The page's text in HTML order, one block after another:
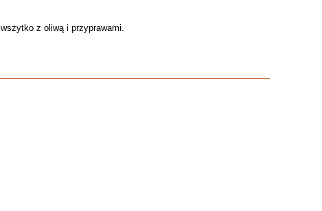
z oliwą i przyprawami.